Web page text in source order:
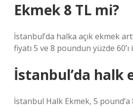
Ekmek 8 TL mi?
İstanbul’da halka açık ekmek
fiyatı 5 ve 8 poundun yüzde 60’ı
İstanbul’da halk
İstanbul Halk Ekmek, 5 pound’a